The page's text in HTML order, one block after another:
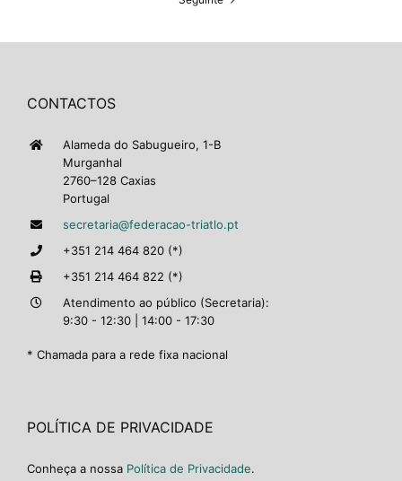
CONTACTOS
Alameda do Sabugueiro, 1-B
Murganhal
2760–128 Caxias
Portugal
secretaria@federacao-triatlo.pt
+351 214 464 820 (*)
+351 214 464 822 (*)
Atendimento ao público (Secretaria):
9:30 - 12:30 | 14:00 - 17:30
* Chamada para a rede fixa nacional
POLÍTICA DE PRIVACIDADE
Conheça a nossa Política de Privacidade.